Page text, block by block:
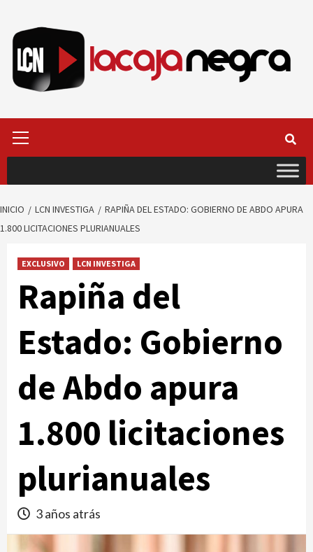
contenido
primario
INICIO LCN INVESTIGA
RAPIÑA DEL ESTADO: GOBIERNO DE ABDO APURA
1.800 LICITACIONES PLURIANUALES
EXCLUSIVO LCN INVESTIGA
Rapiña del
Estado: Gobierno
de Abdo apura
1.800 licitaciones
plurianuales
3 años atrás